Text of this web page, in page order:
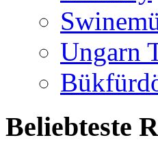
Ungarn
Beliebteste